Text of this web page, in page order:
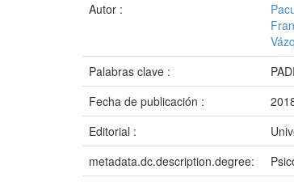
Autor :
Palabras clave :
Fecha de publicación :
Editorial :
metadata.dc.description.degree: